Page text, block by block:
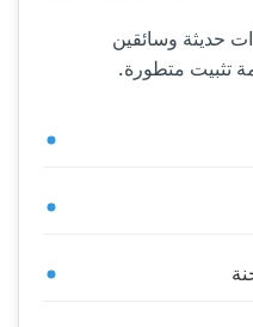
حديثة وسائقين
تثبيت متطورة.